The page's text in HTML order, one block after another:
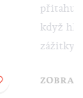
když
zážitky
horami,